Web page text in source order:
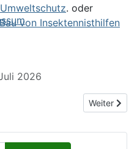
. oder
Bau von Insektennisthilfen
2026
Nächster
Weiter